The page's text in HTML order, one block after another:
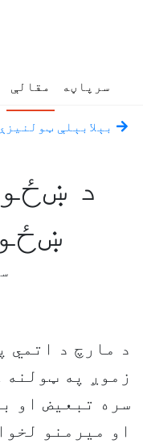
سرپاڼه مقالې
بېلابېلې
د
د مارچ د اتمي
زموږ په
سره تبعیض او
او میرمنو